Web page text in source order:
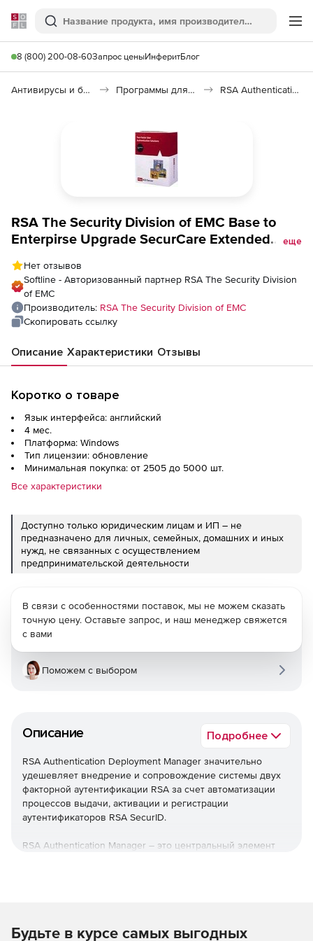
Softline
Поиск
8 (800) 200-08-60Запрос ценыИнферитБлог
Антивирусы и безопасность Программы для защиты информации RSA Authentication Manager
RSA The Security Division of EMC Base to
Enterpirse Upgrade SecurCare Extended
пользователей
еще
Нет отзывов
Softline - Авторизованный партнер RSA The Security Division
of EMC
Производитель: RSA The Security Division of EMC
Скопировать ссылку
Описание Характеристики Отзывы
Коротко о товаре
Язык интерфейса: английский
4 мес.
Платформа: Windows
Тип лицензии: обновление
Минимальная покупка: от 2505 до 5000 шт.
Все характеристики
Доступно только юридическим лицам и ИП – не
предназначено для личных, семейных, домашних и иных
нужд, не связанных с осуществлением
предпринимательской деятельности
Описание Подробнее
RSA Authentication Deployment Manager значительно
удешевляет внедрение и сопровождение системы двух
факторной аутентификации RSA за счет автоматизации
процессов выдачи, активации и регистрации
аутентификаторов RSA SecurID.
RSA Authentication Manager – это центральный элемент
В связи с особенностями поставок, мы не можем сказать
точную цену. Оставьте запрос, и наш менеджер свяжется
с вами
Поможем с выбором
Будьте в курсе самых выгодных